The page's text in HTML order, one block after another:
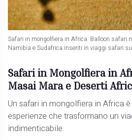
Safari in mongolfiera in Africa. Balloon safari
Namibia e Sudafrica inseriti in viaggi safari
Safari in Mongolfiera in
Masai Mara e Deserti
Un safari in mongolfiera in Africa
esperienze che trasformano un
indimenticabile.